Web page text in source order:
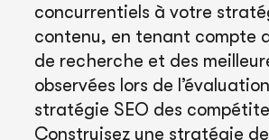
concurrentiels à votre
contenu, en tenant compte
de recherche et des
observées lors de
stratégie SEO des
Construisez une stratégie